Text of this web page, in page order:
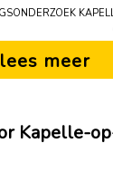
lees meer
Kapelle-